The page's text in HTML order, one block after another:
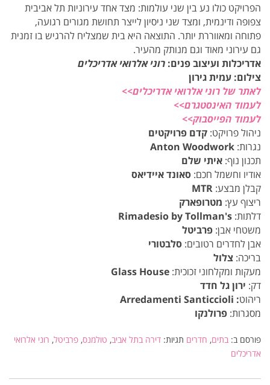
הפרויקט כולו נע בין שני עולמות: מצד אחד עירוניות תל אביבית
צפופה ודינמית, ומצד שני ניסיון לייצר תחושת מגורים רגועה,
פתוחה ומאווררת יותר. התוצאה היא בית שמצליח להרגיש בו זמנית
גם עירוני מאוד וגם מנותק מהעיר.
אדריכלות ועיצוב פנים: רוני אלרואי אדריכלים
צילום: עמית גירון
לאתר של רוני אלרואי אדריכלים>>
לעמוד האינסטגרם>>
לעמוד הפייסבוק>>
ניהול פרויקט: קדם פרויקטים
נגרות: Anton Woodwork
תכנון נוף: איתי שלם
אודיו וחשמל חכם: סאונד איידיאס
קבלן מבצע: MTR
ריצוף עץ: מטרופארק
דלתות: Rimadesio by Tollman's
משטחי אבן: פרביטל
אבן לחדרים רטובים: סלבטורי
בריכה: צלול
מעקות ומקלחוני זכוכית: Glass House
דק: ירון גל חדד
ריהוט: Arredamenti Santiccioli
מסגרות: פרולנקו
פורסם ב: בתים, חדרים תגיות: דירה בתל אביב, טולמנס, פרביטל, רוני אלרואי
אדריכלים